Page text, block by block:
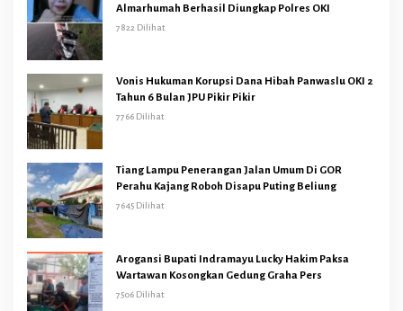
Almarhumah Berhasil Diungkap Polres OKI
7822 Dilihat
Vonis Hukuman Korupsi Dana Hibah Panwaslu OKI 2
Tahun 6 Bulan JPU Pikir Pikir
7766 Dilihat
Tiang Lampu Penerangan Jalan Umum Di GOR
Perahu Kajang Roboh Disapu Puting Beliung
7645 Dilihat
Arogansi Bupati Indramayu Lucky Hakim Paksa
Wartawan Kosongkan Gedung Graha Pers
7506 Dilihat